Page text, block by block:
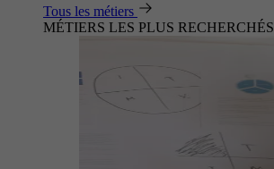
Tous les métiers
MÉTIERS LES PLUS RECHERCHÉS